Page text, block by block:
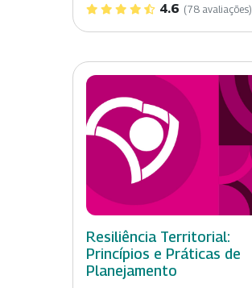
4.6 (78 avaliações)
Resiliência Territorial:
Princípios e Práticas de
Planejamento